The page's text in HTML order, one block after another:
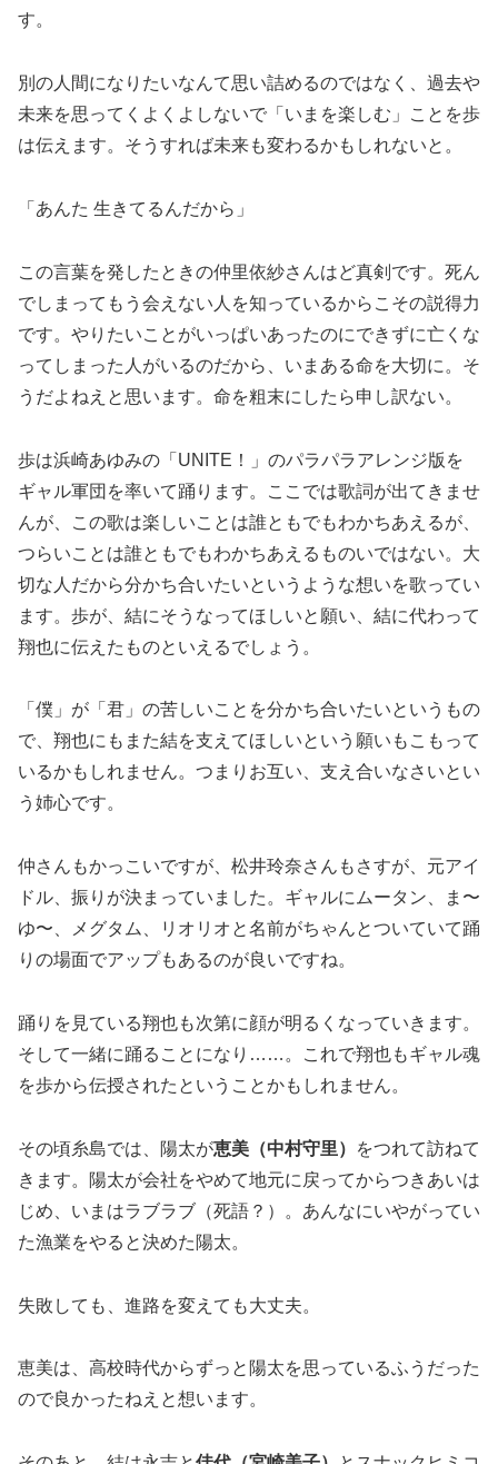
す。
別の人間になりたいなんて思い詰めるのではなく、過去や
未来を思ってくよくよしないで「いまを楽しむ」ことを歩
は伝えます。そうすれば未来も変わるかもしれないと。
「あんた 生きてるんだから」
この言葉を発したときの仲里依紗さんはど真剣です。死ん
でしまってもう会えない人を知っているからこその説得力
です。やりたいことがいっぱいあったのにできずに亡くな
ってしまった人がいるのだから、いまある命を大切に。そ
うだよねえと思います。命を粗末にしたら申し訳ない。
歩は浜崎あゆみの「UNITE！」のパラパラアレンジ版を
ギャル軍団を率いて踊ります。ここでは歌詞が出てきませ
んが、この歌は楽しいことは誰ともでもわかちあえるが、
つらいことは誰ともでもわかちあえるものいではない。大
切な人だから分かち合いたいというような想いを歌ってい
ます。歩が、結にそうなってほしいと願い、結に代わって
翔也に伝えたものといえるでしょう。
「僕」が「君」の苦しいことを分かち合いたいというもの
で、翔也にもまた結を支えてほしいという願いもこもって
いるかもしれません。つまりお互い、支え合いなさいとい
う姉心です。
仲さんもかっこいですが、松井玲奈さんもさすが、元アイ
ドル、振りが決まっていました。ギャルにムータン、ま〜
ゆ〜、メグタム、リオリオと名前がちゃんとついていて踊
りの場面でアップもあるのが良いですね。
踊りを見ている翔也も次第に顔が明るくなっていきます。
そして一緒に踊ることになり……。これで翔也もギャル魂
を歩から伝授されたということかもしれません。
その頃糸島では、陽太が恵美（中村守里）
をつれて訪ねて
きます。陽太が会社をやめて地元に戻ってからつきあいは
じめ、いまはラブラブ（死語？）。あんなにいやがってい
た漁業をやると決めた陽太。
失敗しても、進路を変えても大丈夫。
恵美は、高校時代からずっと陽太を思っているふうだった
ので良かったねえと想います。